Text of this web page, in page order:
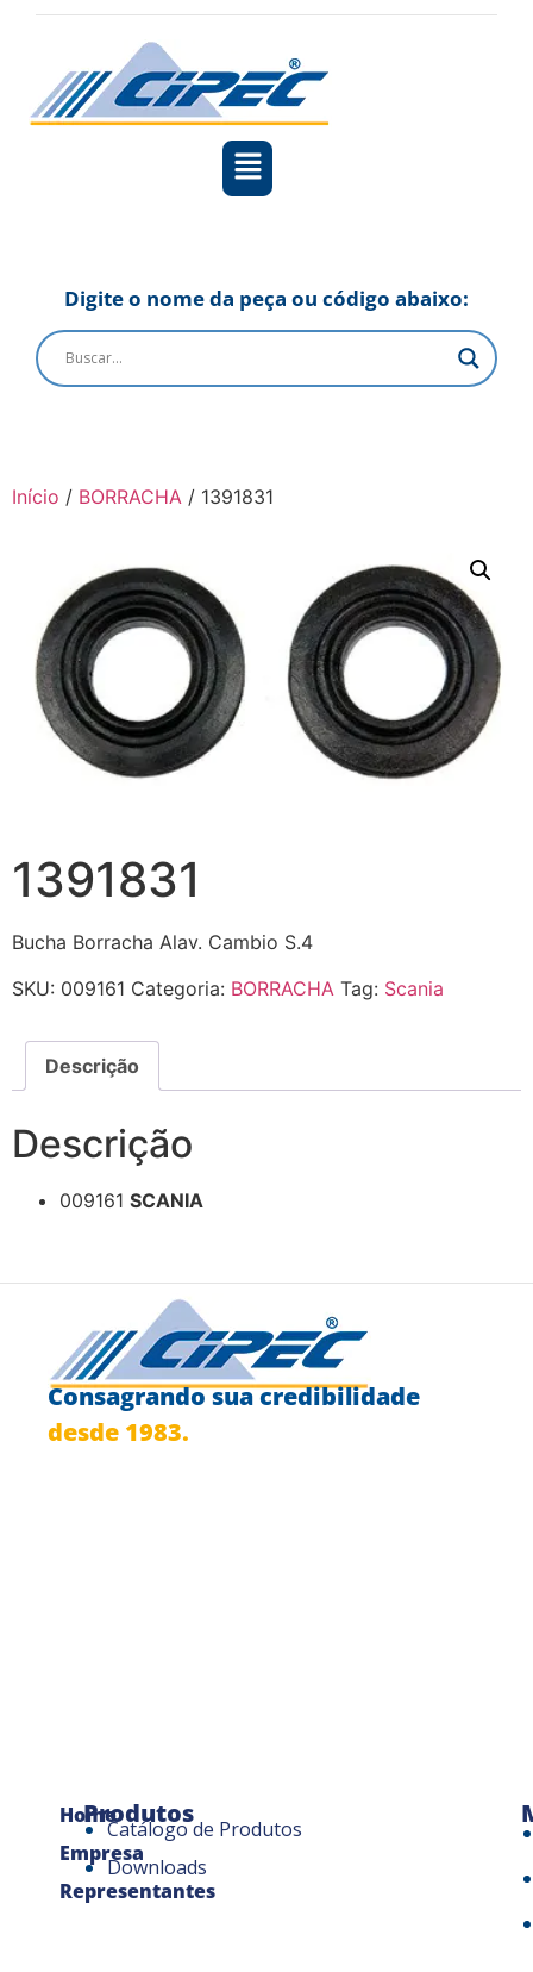
Digite o nome da peça ou código abaixo:
Início / BORRACHA / 1391831
1391831
Bucha Borracha Alav. Cambio S.4
SKU: 009161 Categoria: BORRACHA Tag: Scania
Descrição
Descrição
009161 SCANIA
Consagrando sua credibilidade
desde 1983.
Home
Empresa
Representantes
Produtos
Catálogo de Produtos
Downloads